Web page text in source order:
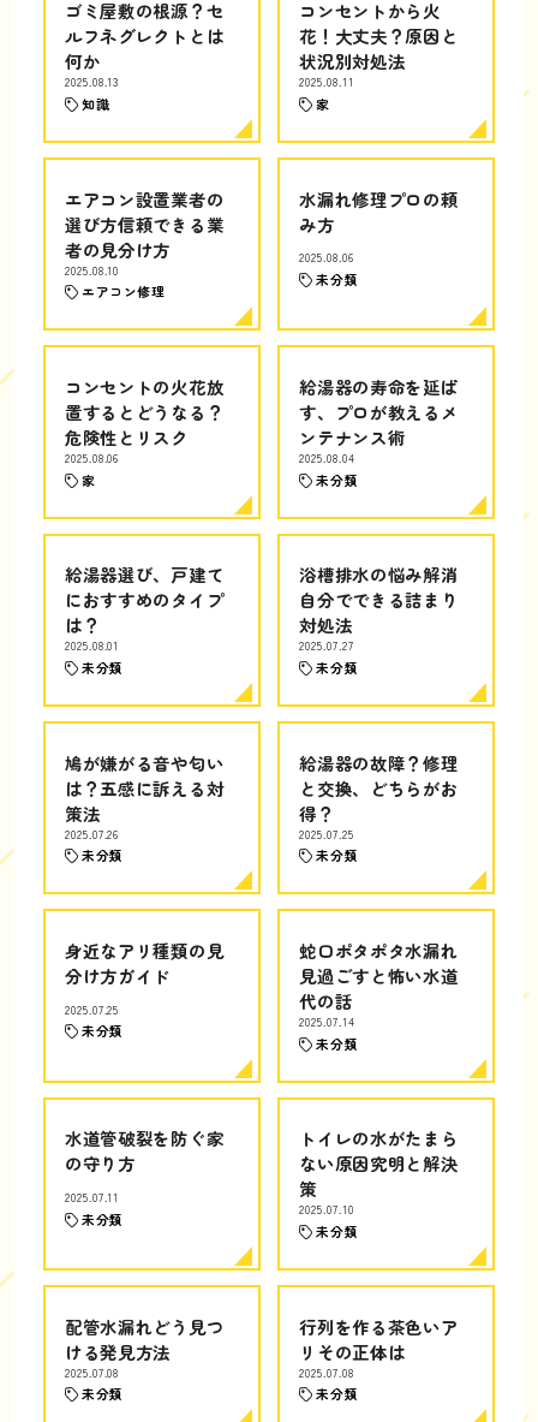
ゴミ屋敷の根源？セ
ルフネグレクトとは
何か
2025.08.13
知識
コンセントから火
花！大丈夫？原因と
状況別対処法
2025.08.11
家
エアコン設置業者の
選び方信頼できる業
者の見分け方
2025.08.10
エアコン修理
水漏れ修理プロの頼
み方
2025.08.06
未分類
コンセントの火花放
置するとどうなる？
危険性とリスク
2025.08.06
家
給湯器の寿命を延ば
す、プロが教えるメ
ンテナンス術
2025.08.04
未分類
給湯器選び、戸建て
におすすめのタイプ
は？
2025.08.01
未分類
浴槽排水の悩み解消
自分でできる詰まり
対処法
2025.07.27
未分類
鳩が嫌がる音や匂い
は？五感に訴える対
策法
2025.07.26
未分類
給湯器の故障？修理
と交換、どちらがお
得？
2025.07.25
未分類
身近なアリ種類の見
分け方ガイド
2025.07.25
未分類
蛇口ポタポタ水漏れ
見過ごすと怖い水道
代の話
2025.07.14
未分類
水道管破裂を防ぐ家
の守り方
2025.07.11
未分類
トイレの水がたまら
ない原因究明と解決
策
2025.07.10
未分類
配管水漏れどう見つ
ける発見方法
2025.07.08
未分類
行列を作る茶色いア
リその正体は
2025.07.08
未分類